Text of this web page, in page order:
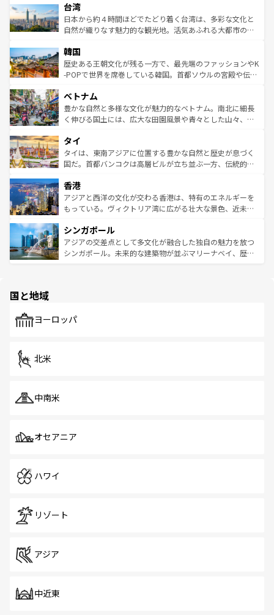
ならではの贅沢な旅のスタイルだ。 なお、新着のアメリカ
情報はコンテンツ一覧を参照してほしい。
れるおもてなしの心で訪れる人々を迎えてくれるハワイの
人々、おいしいローカルフードやハワイアンミュージッ
ク、伝統的なフラダンスなど、すべてがハワイの魅力を彩
ワイを、存分に味わってほしい。 なお、新着のハワイ情報
はコンテンツ一覧を参照してほしい。
リアリーフや大陸中央部にそびえるウルル（エアーズロッ
ク）、タスマニアの美しい原生林やケアンズの熱帯雨林な
ど、見どころがたくさん。また、カフェやワイン、オージ
いる。アクティビティも充実しており、サーフィンやダイ
ビング、ハイキングなど、アウトドア好きにはたまらな
い。オーストラリアの多彩な魅力を存分に味わいつくそ
参照してほしい。
台湾
日本から約４時間ほどでたどり着く台湾は、多彩な文化と
自然が織りなす魅力的な観光地。活気あふれる大都市の台
ン）、静ひつな山岳地帯である台湾東部など、都市の喧騒
と山間の静けさが共存しており、訪れる人に新しい発見と
驚きをもたらしてくれる。また、奥深い台湾の食文化も魅
容にもいいと評判のスイーツなど、バラエティ豊かな料理
が味わえる。 なお、新着の台湾情報は コンテンツ一覧を参
照してほしい。
韓国
歴史ある王朝文化が残る一方で、最先端のファッションやK
-POPで世界を席巻している韓国。首都ソウルの宮殿や伝統
き、地方に足を延ばせば四季折々の自然美を楽しむことが
できる。そして、キムチや焼肉、絶品のストリートフード
まで、さまざまな韓国料理が待っている。夜には、韓国な
リティに包まれながら、韓国の多彩な魅力を心ゆくまで味
わってみてほしい。 なお、新着の韓国情報はコンテンツ一
覧を参照してほしい。
ベトナム
豊かな自然と多様な文化が魅力的なベトナム。南北に細長
く伸びる国土には、広大な田園風景や青々とした山々、世
急速な発展と共に伝統が息づく。ハノイの古い町並みやホ
ーチミン市のフランス統治時代の建物も、独特の雰囲気を
醸し出している。また、バラエティの豊かさとおいしさで
とつ。フォーやバインミー、ベトナムコーヒーなどは、ぜ
ひ現地で味わいたい。どの地域を訪れてもあたたかい人々
が旅行者を迎えてくれるので、きっと忘れられない旅にな
参照してほしい。
タイ
タイは、東南アジアに位置する豊かな自然と歴史が息づく
国だ。首都バンコクは高層ビルが立ち並ぶ一方、伝統的な
の活気が交差している。北部ではチェンマイなどの山岳地
帯で自然と触れ合い、南部ではプーケットやクラビの美し
いビーチでリゾート気分を楽しむことができる。タイ料理
激する。気候は一年中温暖で、どの季節にも異なる楽しみ
が待っている。親しみやすいタイの人々、仏教を中心とし
た文化、そして多様な観光資源が、訪れる旅人を魅了し続
香港
アジアと西洋の文化が交わる香港は、特有のエネルギーを
もっている。ヴィクトリア湾に広がる壮大な景色、近未来
み、どこを訪れても感動するはず。観光スポットが密集し
ており、効率よく見どころを回れるのも魅力。息をのむよ
うな絶景から文化的な体験まで、香港を存分に楽しみ尽く
シンガポール
アジアの交差点として多文化が融合した独自の魅力を放つ
シンガポール。未来的な建築物が並ぶマリーナベイ、歴史
で、ホーカーズは地元の風情を楽しめる外せないスポット
国と地域
ヨーロッパ
北米
中南米
オセアニア
ハワイ
リゾート
アジア
中近東